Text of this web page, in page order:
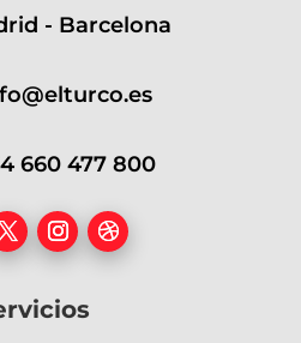
- Barcelona
660 477 800